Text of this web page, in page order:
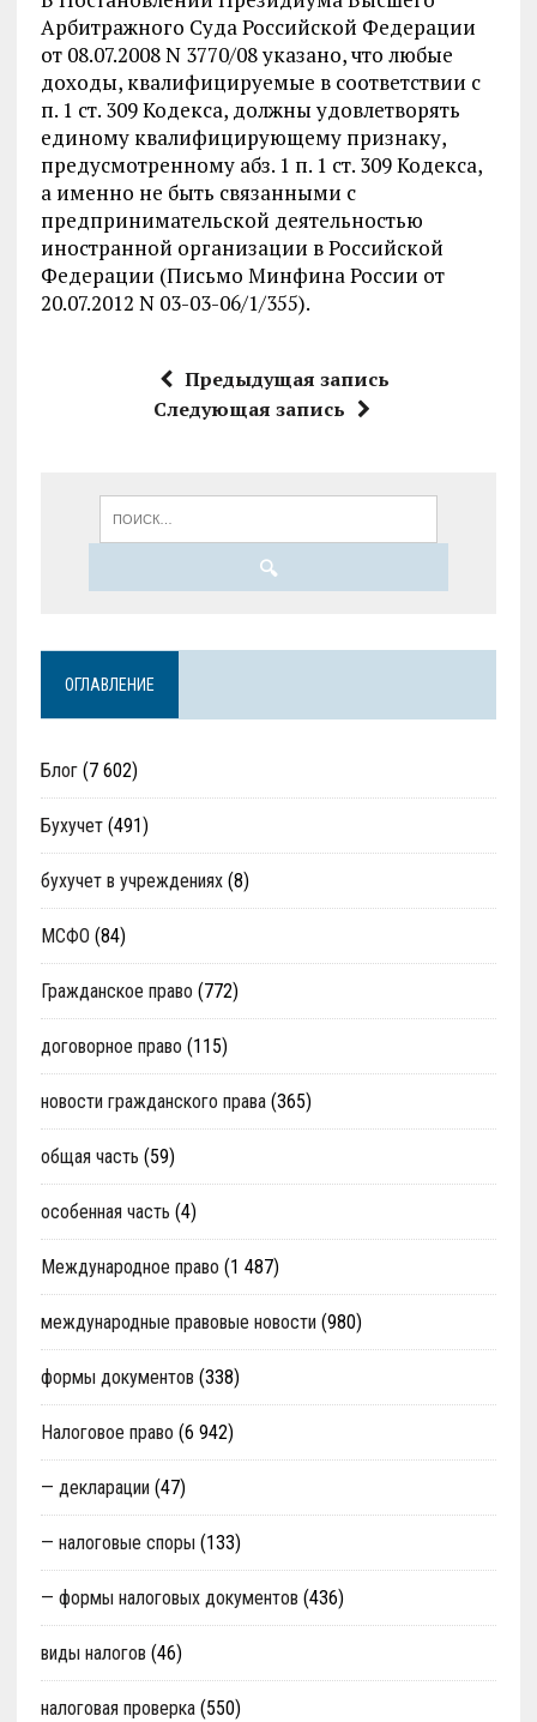
Арбитражного Суда Российской Федерации
от 08.07.2008 N 3770/08 указано, что любые
доходы, квалифицируемые в соответствии с
п. 1 ст. 309 Кодекса, должны удовлетворять
единому квалифицирующему признаку,
предусмотренному абз. 1 п. 1 ст. 309 Кодекса,
а именно не быть связанными с
предпринимательской деятельностью
иностранной организации в Российской
Федерации (Письмо Минфина России от
20.07.2012 N 03-03-06/1/355).
Предыдущая запись
Следующая запись
ОГЛАВЛЕНИЕ
Блог(7 602)
Бухучет(491)
бухучет в учреждениях(8)
МСФО (84)
Гражданское право (772)
договорное право (115)
новости гражданского права(365)
общая часть (59)
особенная часть (4)
Международное право (1 487)
международные правовые новости (980)
формы документов (338)
Налоговое право (6 942)
— декларации (47)
— налоговые споры (133)
— формы налоговых документов (436)
виды налогов (46)
налоговая проверка(550)